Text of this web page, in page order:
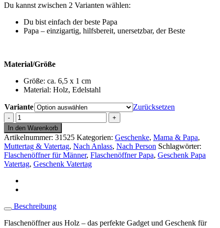
Du kannst zwischen 2 Varianten wählen:
Du bist einfach der beste Papa
Papa – einzigartig, hilfsbereit, unersetzbar, der Beste
Material/Größe
Größe: ca. 6,5 x 1 cm
Material: Holz, Edelstahl
Variante
Zurücksetzen
Flaschenöffner
Holz
rund
magnetisch
-
Geschenk
Vatertag
-
Papa
In den Warenkorb
Artikelnummer: 31525 Kategorien: Geschenke, Mama & Papa,
Muttertag & Vatertag, Nach Anlass, Nach Person Schlagwörter:
Flaschenöffner für Männer, Flaschenöffner Papa, Geschenk Papa
Vatertag, Geschenk Vatertag
Beschreibung
Flaschenöffner aus Holz – das perfekte Gadget und Geschenk für